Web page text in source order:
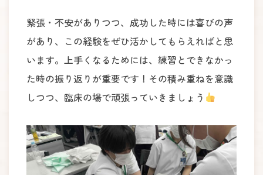
緊張・不安がありつつ、成功した時には喜びの声
があり、この経験をぜひ活かしてもらえればと思
います。上手くなるためには、練習とできなかっ
た時の振り返りが重要です！その積み重ねを意識
しつつ、臨床の場で頑張っていきましょう